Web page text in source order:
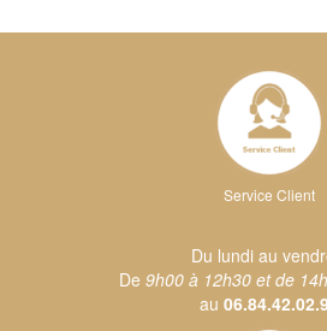
Service Client
Du lundi au
De 9h00 à 12h30 et de
au